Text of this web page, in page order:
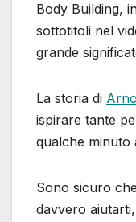
Body Building,
sottotitoli nel
grande
La storia di
ispirare tante
qualche minuto
Sono sicuro
davvero